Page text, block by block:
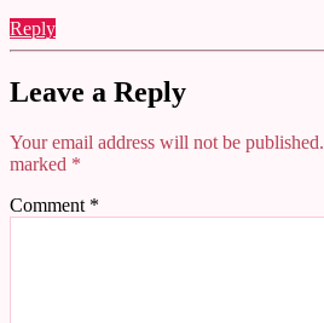
Reply
Leave a Reply
Your email address will not be published.
marked *
Comment *